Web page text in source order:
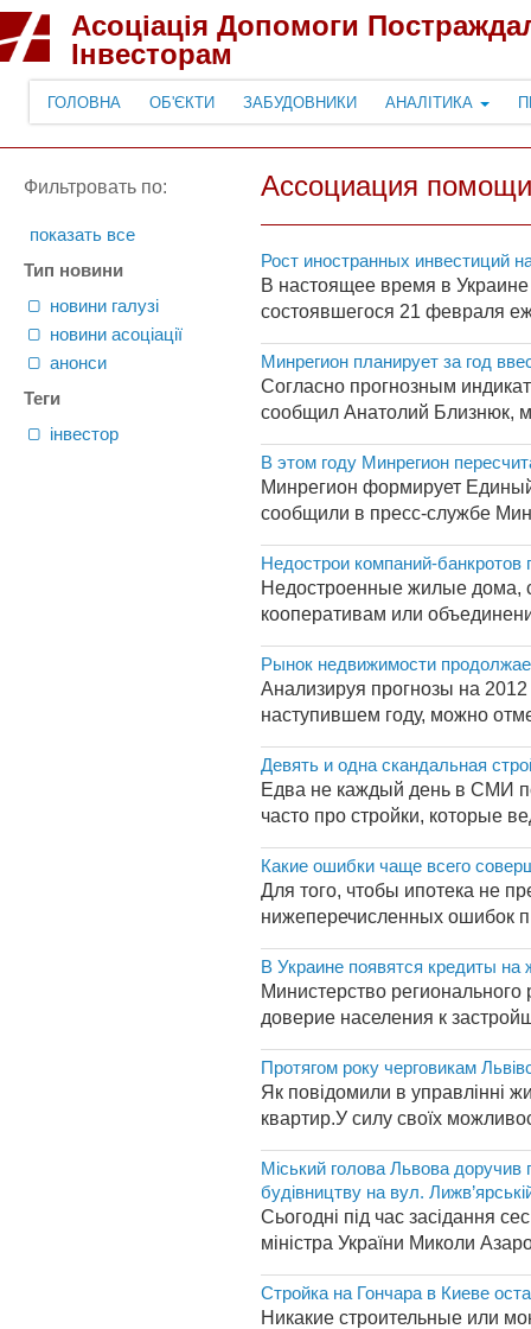
Асоціація Допомоги
Інвесторам
ГОЛОВНА ОБ'ЄКТИ ЗАБУДОВНИКИ АНАЛІТИКА
Фильтровать по:
показать все
Тип новини
новини галузі
новини асоціації
анонси
Теги
інвестор
Ассоциация
Рост иностранных инвестиций
В настоящее время в
состоявшегося 21 февраля
Минрегион планирует за год
Согласно прогнозным
сообщил Анатолий Близнюк,
В этом году Минрегион
Минрегион формирует
сообщили в пресс-службе
Недострои компаний-
Недостроенные жилые дома,
кооперативам или
Рынок недвижимости
Анализируя прогнозы на
наступившем году, можно
Девять и одна скандальная
Едва не каждый день в СМИ
часто про стройки, которые
Какие ошибки чаще всего
Для того, чтобы ипотека не
нижеперечисленных ошибок
В Украине появятся кредиты
Министерство
доверие населения к
Протягом року черговикам
Як повідомили в управлінні
квартир.У силу своїх
Міський голова Львова доручив
будівництву на вул.
Сьогодні під час засідання
міністра України Миколи
Стройка на Гончара в Киеве
Никакие строительные или